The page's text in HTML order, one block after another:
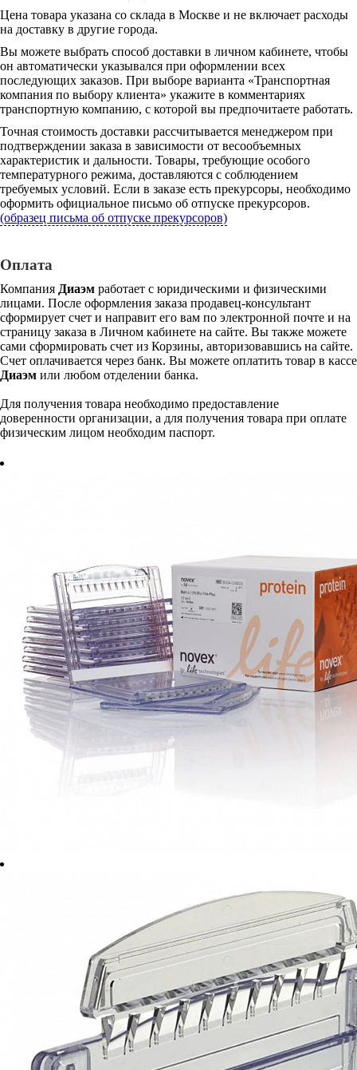
Цена товара указана со склада в Москве и не включает расходы
на доставку в другие города.
Вы можете выбрать способ доставки в личном кабинете, чтобы
он автоматически указывался при оформлении всех
последующих заказов. При выборе варианта «Транспортная
компания по выбору клиента» укажите в комментариях
транспортную компанию, с которой вы предпочитаете работать.
Точная стоимость доставки рассчитывается менеджером при
подтверждении заказа в зависимости от весообъемных
характеристик и дальности. Товары, требующие особого
температурного режима, доставляются с соблюдением
требуемых условий. Если в заказе есть прекурсоры, необходимо
оформить официальное письмо об отпуске прекурсоров.
(образец письма об отпуске прекурсоров)
Оплата
Компания Диаэм работает с юридическими и физическими
лицами. После оформления заказа продавец-консультант
сформирует счет и направит его вам по электронной почте и на
страницу заказа в Личном кабинете на сайте. Вы также можете
сами сформировать счет из Корзины, авторизовавшись на сайте.
Счет оплачивается через банк. Вы можете оплатить товар в кассе
Диаэм или любом отделении банка.
Для получения товара необходимо предоставление
доверенности организации, а для получения товара при оплате
физическим лицом необходим паспорт.